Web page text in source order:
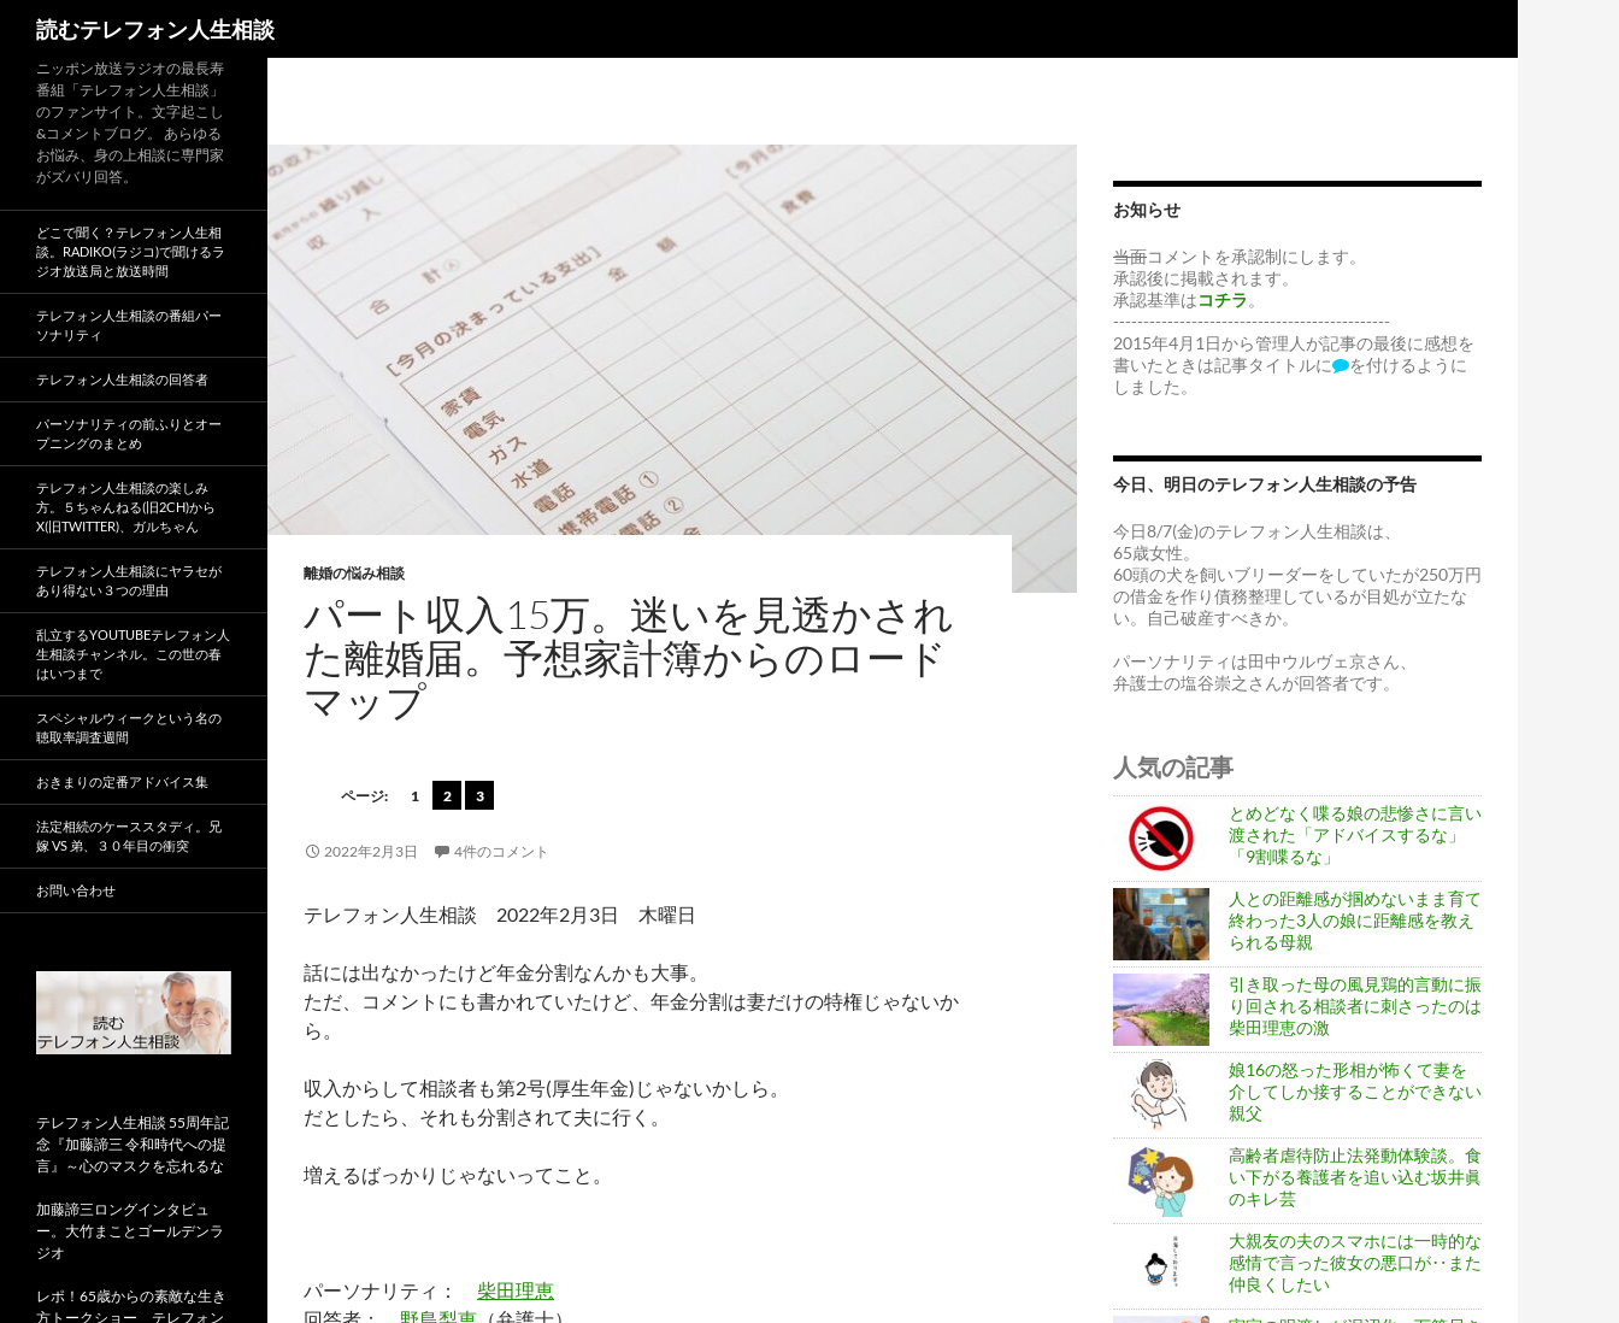
読むテレフォン人生相談
離婚の悩み相談
パート収入15万。迷いを見透かされ
た離婚届。予想家計簿からのロード
マップ
ページ: 1 2 3
2022年2月3日 4件のコメント
テレフォン人生相談 2022年2月3日 木曜日
話には出なかったけど年金分割なんかも大事。
ただ、コメントにも書かれていたけど、年金分割は妻だけの特権じゃないか
ら。
収入からして相談者も第2号(厚生年金)じゃないかしら。
だとしたら、それも分割されて夫に行く。
増えるばっかりじゃないってこと。
パーソナリティ： 柴田理恵
お知らせ
当面コメントを承認制にします。
承認後に掲載されます。
承認基準はコチラ 。
----------------------------------------------
2015年4月1日から管理人が記事の最後に感想を
書いたときは記事タイトルに
を付けるように
しました。
今日、明日のテレフォン人生相談の予告
今日8/7(金)のテレフォン人生相談は、
65歳女性。
60頭の犬を飼いブリーダーをしていたが250万円
の借金を作り債務整理しているが目処が立たな
い。自己破産すべきか。
パーソナリティは田中ウルヴェ京さん、
弁護士の塩谷崇之さんが回答者です。
人気の記事
とめどなく喋る娘の悲惨さに言い
渡された「アドバイスするな」
「9割喋るな」
人との距離感が掴めないまま育て
終わった3人の娘に距離感を教え
られる母親
引き取った母の風見鶏的言動に振
り回される相談者に刺さったのは
柴田理恵の激
娘16の怒った形相が怖くて妻を
介してしか接することができない
親父
高齢者虐待防止法発動体験談。食
い下がる養護者を追い込む坂井眞
のキレ芸
大親友の夫のスマホには一時的な
感情で言った彼女の悪口が‥また
仲良くしたい
ニッポン放送ラジオの最長寿
番組「テレフォン人生相談」
のファンサイト。文字起こし
&コメントブログ。 あらゆる
お悩み、身の上相談に専門家
がズバリ回答。
どこで聞く？テレフォン人生相
談。RADIKO(ラジコ)で聞けるラ
ジオ放送局と放送時間
テレフォン人生相談の番組パー
ソナリティ
テレフォン人生相談の回答者
パーソナリティの前ふりとオー
プニングのまとめ
テレフォン人生相談の楽しみ
方。５ちゃんねる(旧2CH)から
X(旧TWITTER)、ガルちゃん
テレフォン人生相談にヤラセが
あり得ない３つの理由
乱立するYOUTUBEテレフォン人
生相談チャンネル。この世の春
はいつまで
スペシャルウィークという名の
聴取率調査週間
おきまりの定番アドバイス集
法定相続のケーススタディ。兄
嫁 VS 弟、３０年目の衝突
お問い合わせ
テレフォン人生相談 55周年記
念『加藤諦三 令和時代への提
言』～心のマスクを忘れるな
加藤諦三ロングインタビュ
ー。大竹まことゴールデンラ
ジオ
レポ！65歳からの素敵な生き
方トークショー テレフォン